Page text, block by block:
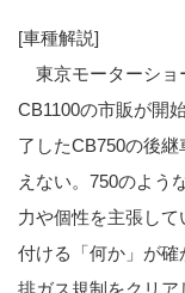
[車種解説]
東京モーターショ
CB1100の市販が開
了したCB750の後
えない。750のよう
力や個性を主張し
付ける「何か」が確
排ガス規制をクリ